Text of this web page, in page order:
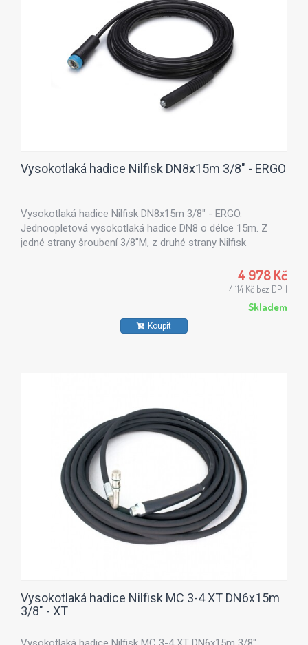
Vysokotlaká hadice Nilfisk DN8x15m 3/8" - ERGO
Vysokotlaká hadice Nilfisk DN8x15m 3/8" - ERGO.
Jednoopletová vysokotlaká hadice DN8 o délce 15m. Z
jedné strany šroubení 3/8"M, z druhé strany Nilfisk
4 978 Kč
4 114 Kč bez DPH
Skladem
Koupit
Vysokotlaká hadice Nilfisk MC 3-4 XT DN6x15m
3/8" - XT